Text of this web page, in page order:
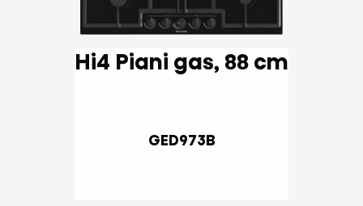
Hi4 Piani gas, 88 cm
GED973B